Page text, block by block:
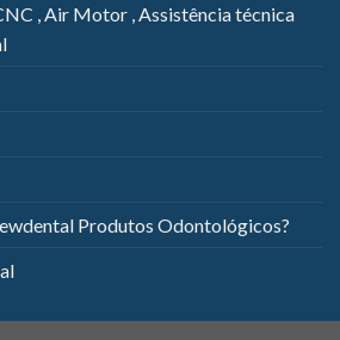
, Air Motor , Assistência técnica
Produtos Odontológicos?